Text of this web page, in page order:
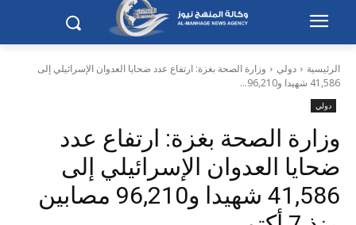
الرئيسية دولي
وزارة الصحة بغزة: ارتفاع عدد ضحايا العدوان الإسرائيلي إلى
41,586 شهيدا و96,210...
دولي
وزارة الصحة بغزة: ارتفاع عدد
ضحايا العدوان الإسرائيلي إلى
41,586 شهيدا و96,210 مصابين